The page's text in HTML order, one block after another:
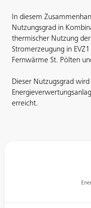
In diesem
Nutzungsgrad in
thermischer Nutzung
Stromerzeugung in
Fernwärme St. Pölten
Dieser Nutzugsgrad
erreicht.